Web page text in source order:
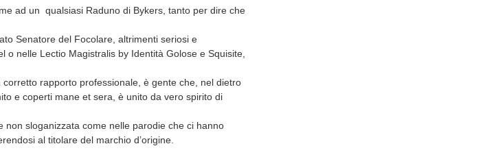
ad un qualsiasi Raduno di Bykers, tanto per dire che
Senatore del Focolare, altrimenti seriosi e
nelle Lectio Magistralis by Identità Golose e Squisite,
rapporto professionale, è gente che, nel dietro
e coperti mane et sera, è unito da vero spirito di
sloganizzata come nelle parodie che ci hanno
al titolare del marchio d’origine.